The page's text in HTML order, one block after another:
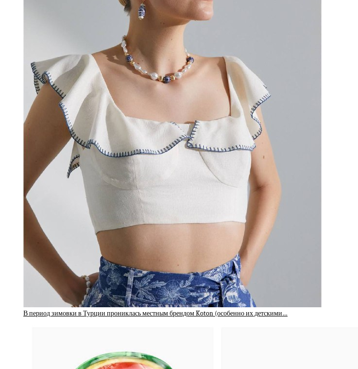
В период зимовки в Турции прониклась местным брендом Koton (особенно их детскими…